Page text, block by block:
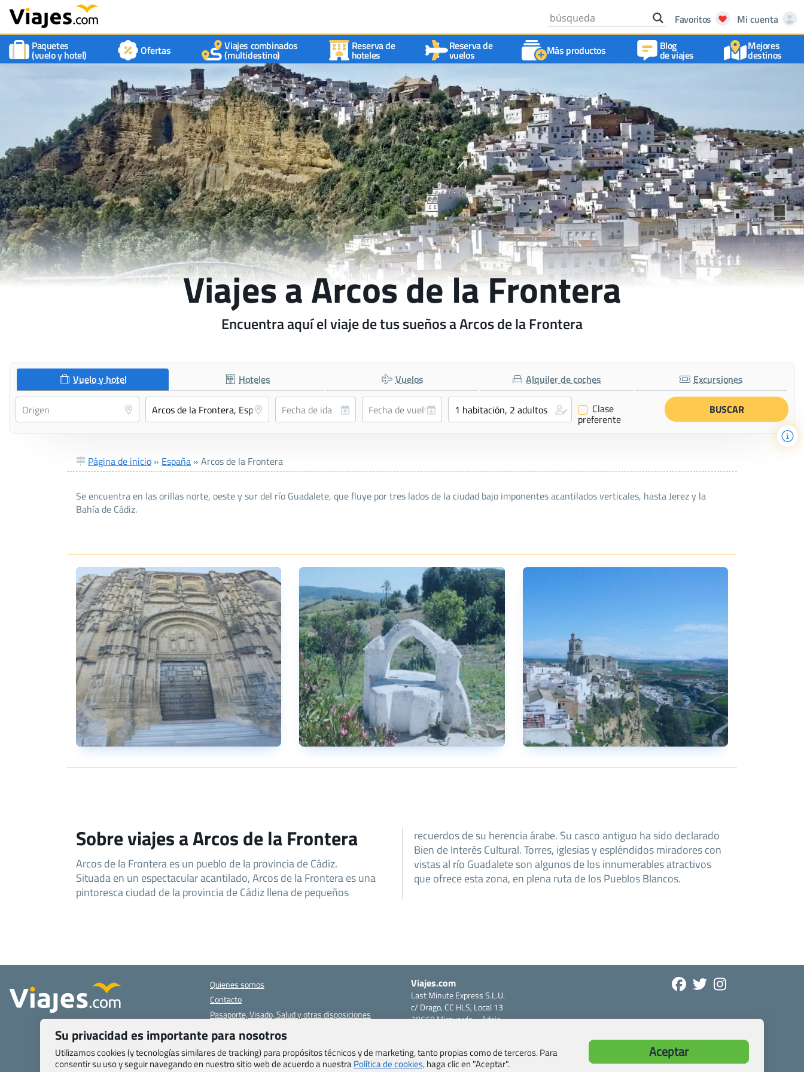
Favoritos
Mi cuenta
Paquetes
(vuelo y hotel) Ofertas Viajes combinados
(multidestino)
Reserva de
hoteles
Reserva de
vuelos Más productos Blog
de viajes
Mejores
destinos
Viajes a Arcos de la Frontera
Encuentra aquí el viaje de tus sueños a Arcos de la Frontera
Vuelo y hotel Hoteles Vuelos Alquiler de coches Excursiones
✔ Clase
preferente
Página de inicio » España » Arcos de la Frontera
Se encuentra en las orillas norte, oeste y sur del río Guadalete, que fluye por tres lados de la ciudad bajo imponentes acantilados verticales, hasta Jerez y la
Bahía de Cádiz.
Sobre viajes a Arcos de la Frontera
Arcos de la Frontera es un pueblo de la provincia de Cádiz.
Situada en un espectacular acantilado, Arcos de la Frontera es una
pintoresca ciudad de la provincia de Cádiz llena de pequeños
recuerdos de su herencia árabe. Su casco antiguo ha sido declarado
Bien de Interés Cultural. Torres, iglesias y espléndidos miradores con
vistas al río Guadalete son algunos de los innumerables atractivos
que ofrece esta zona, en plena ruta de los Pueblos Blancos.
Quienes somos
Contacto
Pasaporte, Visado, Salud y otras disposiciones
Blog de Viajes.com
Registro de agencias
Preguntas frecuentes
Viajes.com
Last Minute Express S.L.U.
c/ Drago, CC HLS, Local 13
38660 Miraverde – Adeje
Tfno: +34 922-97-17-27
Su privacidad es importante para nosotros
Utilizamos cookies (y tecnologías similares de tracking) para propósitos técnicos y de marketing, tanto propias como de terceros. Para
consentir su uso y seguir navegando en nuestro sitio web de acuerdo a nuestraPolítica de cookies,haga clic en "Aceptar".
Aceptar